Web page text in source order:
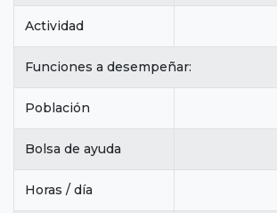
Actividad
Funciones a desempeñar:
Población
Bolsa de ayuda
Horas / día